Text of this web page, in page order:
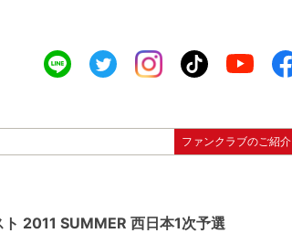
ファンクラブのご紹介
2011 SUMMER 西日本1次予選